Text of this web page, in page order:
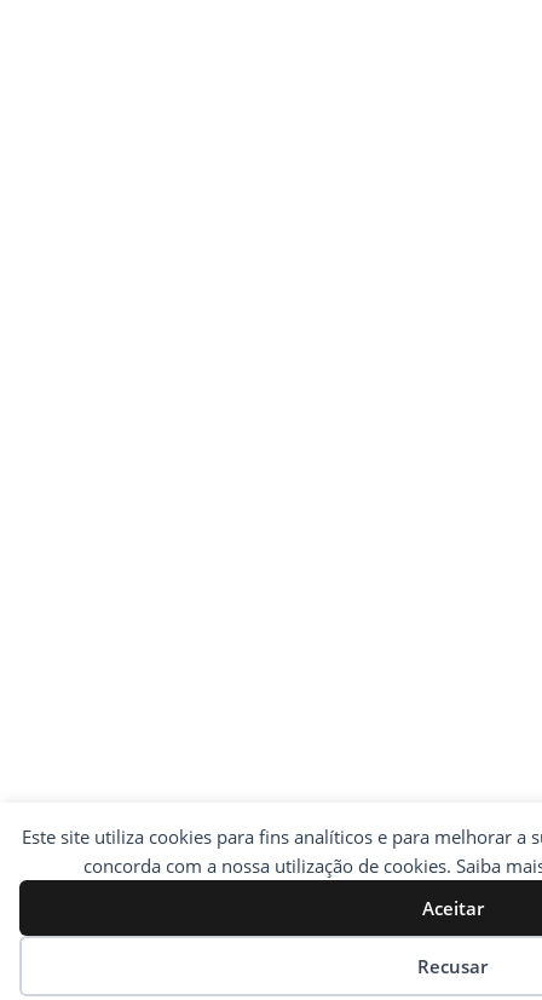
Este site utiliza cookies para fins analíticos e para melhorar a
concorda com a nossa utilização de cookies. Saiba
Aceitar
Recusar